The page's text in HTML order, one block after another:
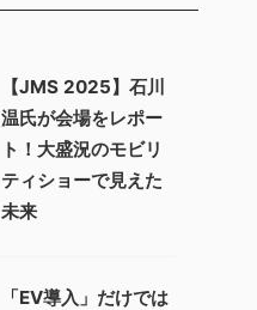
【JMS 2025】石川
温氏が会場をレポー
ト！大盛況のモビリ
ティショーで見えた
未来
「EV導入」だけでは